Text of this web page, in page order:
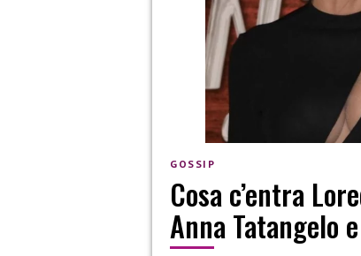
GOSSIP
Cosa c’entra
Anna Tatangelo